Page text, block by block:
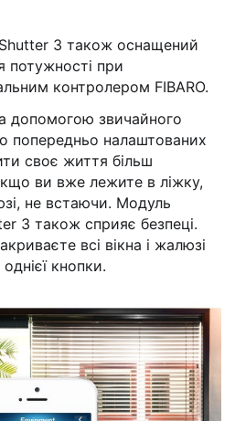
3 також оснащений
потужності при
контролером FIBARO.
допомогою звичайного
попередньо налаштованих
своє життя більш
ви вже лежите в ліжку,
не встаючи. Модуль
3 також сприяє безпеці.
всі вікна і жалюзі
кнопки.